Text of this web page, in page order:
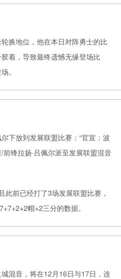
换地位，他在本日对阵勇士的比
着，导致最终遗憾无缘登场比
。
下放到发展联盟比赛：“官宣：波
锋拉扬·吕佩尔派至发展联盟混音
前已经打了3场发展联盟比赛，
帽+2三分的数据。
混音，将在12月16日与17日，连